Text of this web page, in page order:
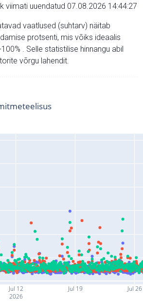
viimati uuendatud 07.08.2026 14:44:27
vaatlused (suhtarv) näitab
protsenti, mis võiks ideaalis
. Selle statistilise hinnangu abil
võrgu lahendit.
Jul 12
2026
Jul 19 Jul 26